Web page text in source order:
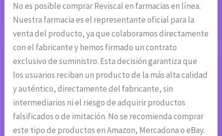
No es posible comprar Reviscal en farmacias en línea.
Nuestra farmacia es el representante oficial para la
venta del producto, ya que colaboramos directamente
con el fabricante y hemos firmado un contrato
exclusivo de suministro. Esta decisión garantiza que
los usuarios reciban un producto de la más alta calidad
y auténtico, directamente del fabricante, sin
intermediarios ni el riesgo de adquirir productos
falsificados o de imitación. No se recomienda comprar
este tipo de productos en Amazon, Mercadona o eBay.